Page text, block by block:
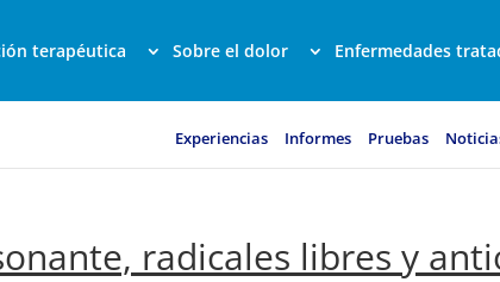
terapéutica Sobre el dolor Enfermedades
Experiencias Informes Pruebas
radicales libres y